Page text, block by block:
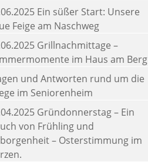
Ein süßer Start: Unsere
Feige am Naschweg
Grillnachmittage –
im Haus am Berg
und Antworten rund um die
im Seniorenheim
Gründonnerstag – Ein
von Frühling und
– Osterstimmung im